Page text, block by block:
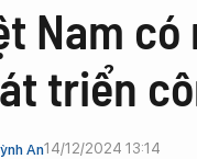
Nam
triển
An14/12/2024 13:14